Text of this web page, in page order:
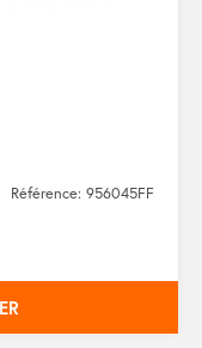
Référence: 956045FF